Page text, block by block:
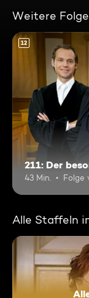
Weitere
12
211: Der
43 Min. Folge
Alle Staffeln